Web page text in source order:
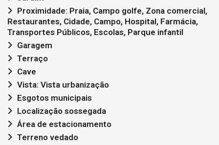
Restaurantes, Cidade, Campo, Hospital, Farmácia,
Transportes Públicos, Escolas, Parque infantil
Garagem
Terraço
Cave
Vista: Vista urbanização
Esgotos municipais
Localização sossegada
Área de estacionamento
Terreno vedado